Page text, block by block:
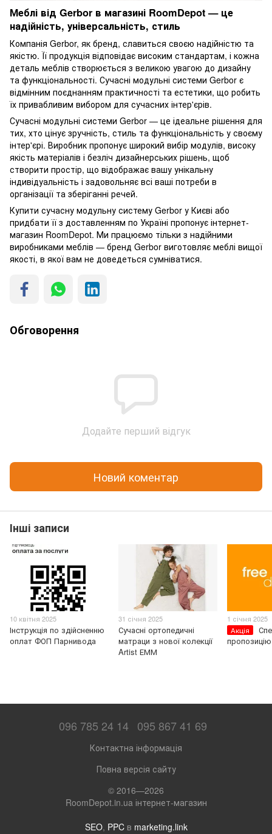
Меблі від Gerbor в магазині RoomDepot — це
надійність, універсальність, стиль
Компанія Gerbor, як бренд, славиться своєю надійністю та
якістю. Її продукція відповідає високим стандартам, і кожна
деталь меблів створюється з великою увагою до дизайну
та функціональності. Сучасні модульні системи Gerbor є
відмінним поєднанням практичності та естетики, що робить
їх привабливим вибором для сучасних інтер'єрів.
Сучасні модульні системи Gerbor — це ідеальне рішення для
тих, хто цінує зручність, стиль та функціональність у своєму
інтер'єрі. Виробник пропонує широкий вибір модулів, високу
якість матеріалів і безліч дизайнерських рішень, щоб
створити простір, що відображає вашу унікальну
індивідуальність і задовольняє всі ваші потреби в
організації та зберіганні речей.
Купити сучасну модульну систему Gerbor у Києві або
придбати її з доставленням по Україні пропонує інтернет-
магазин RoomDepot. Ми працюємо тільки з надійними
виробниками меблів — бренд Gerbor виготовляє меблі вищої
якості, в якої вам не доведеться сумніватися.
Обговорення
Додайте перший відгук
Новий коментар
Інші записи
10 квітня 2025
Інструкція по здійсненню
оплат ФОП Парнивода
31 січня 2025
Сучасні ортопедичні
матраци з нової колекції
Artist ЕММ
1 січня 2025
Акція
096 785 24 14 095 867 41 69
Контактна інформація
Повна версія сайту
© 2016—2026
RoomDepot.in.ua інтернет-магазин
SEO, PPCв marketing.link